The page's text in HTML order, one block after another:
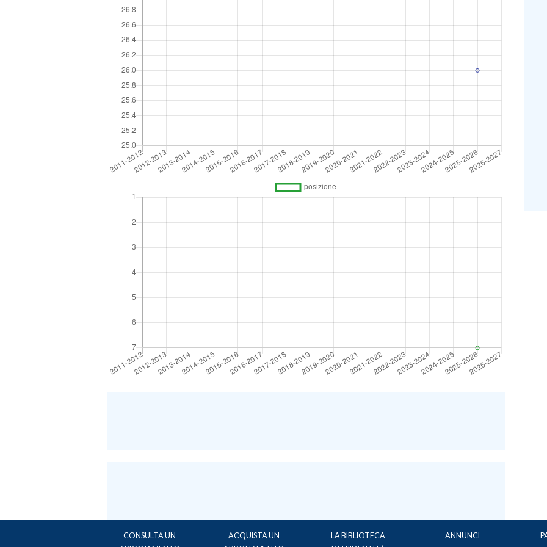
CONSULTA UN
ACQUISTA UN
LA BIBLIOTECA
ANNUNCI